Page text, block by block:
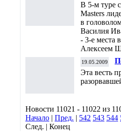
В 5-м туре
Masters
в
Василия
- 3-е места
Алексеем
19.05.2009
Эта весть
Новости 11021 - 11022 из
Начало | Пред. | 542 543 544
След. | Конец